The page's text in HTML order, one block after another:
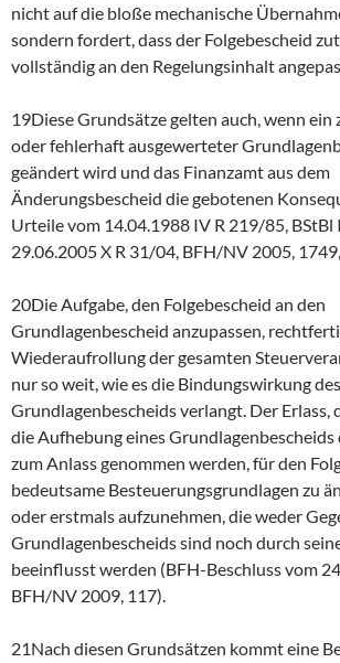
nicht auf die bloße mechanische
sondern fordert, dass der Folgebescheid
vollständig an den Regelungsinhalt
19Diese Grundsätze gelten auch, wenn ein
oder fehlerhaft ausgewerteter
geändert wird und das Finanzamt aus dem
Änderungsbescheid die gebotenen
Urteile vom 14.04.1988 IV R 219/85, BStBl
29.06.2005 X R 31/04, BFH/NV 2005, 1749,
20Die Aufgabe, den Folgebescheid an den
Grundlagenbescheid anzupassen,
Wiederaufrollung der gesamten
nur so weit, wie es die Bindungswirkung des
Grundlagenbescheids verlangt. Der Erlass,
die Aufhebung eines
zum Anlass genommen werden, für den
bedeutsame Besteuerungsgrundlagen zu
oder erstmals aufzunehmen, die weder
Grundlagenbescheids sind noch durch
beeinflusst werden (BFH-Beschluss vom
BFH/NV 2009, 117).
21Nach diesen Grundsätzen kommt eine